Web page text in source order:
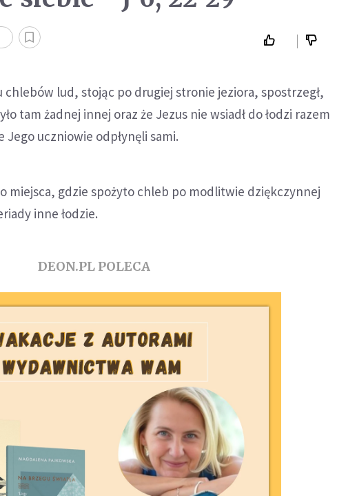
chlebów lud, stojąc po drugiej stronie jeziora, spostrzegł,
tam żadnej innej oraz że Jezus nie wsiadł do łodzi razem
Jego uczniowie odpłynęli sami.
miejsca, gdzie spożyto chleb po modlitwie dziękczynnej
inne łodzie.
DEON.PL POLECA